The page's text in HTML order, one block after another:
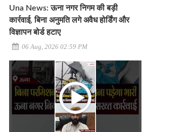
Una News: ऊना नगर निगम की बड़ी
कार्रवाई, बिना अनुमति लगे अवैध होर्डिंग और
विज्ञापन बोर्ड हटाए
06 Aug, 2026 02:59 PM